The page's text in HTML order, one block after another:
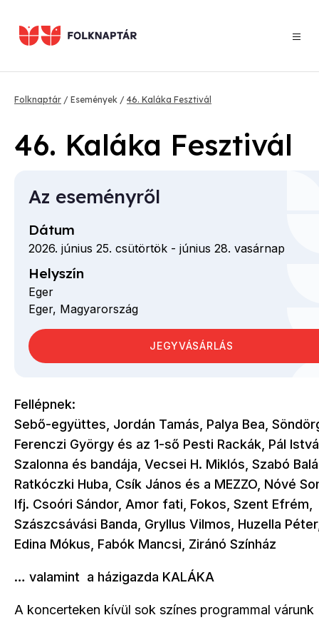
tartalomra
Morzsa
Folknaptár Események 46. Kaláka Fesztivál
46. Kaláka Fesztivál
Fellépnek:
Sebő-együttes, Jordán Tamás, Palya Bea,
Ferenczi György és az 1-ső Pesti Rackák, Pál
Szalonna és bandája, Vecsei H. Miklós, Szabó
Ratkóczki Huba, Csík János és a MEZZO, Nóvé
Ifj. Csoóri Sándor, Amor fati, Fokos, Szent Efrém,
Szászcsávási Banda, Gryllus Vilmos, Huzella
Edina Mókus, Fabók Mancsi, Ziránó Színház
… valamint a házigazda KALÁKA
A koncerteken kívül sok színes programmal várunk
Az eseményről
Dátum
2026. június 25. csütörtök - június 28. vasárnap
Helyszín
Eger
Eger, Magyarország
JEGYVÁSÁRLÁS